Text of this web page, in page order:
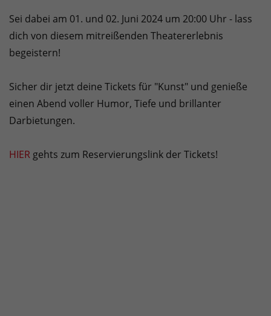
Sei dabei am 01. und 02. Juni 2024 um 20:00 Uhr - lass
dich von diesem mitreißenden Theatererlebnis
begeistern!
Sicher dir jetzt deine Tickets für "Kunst" und genieße
einen Abend voller Humor, Tiefe und brillanter
Darbietungen.
HIER gehts zum Reservierungslink der Tickets!